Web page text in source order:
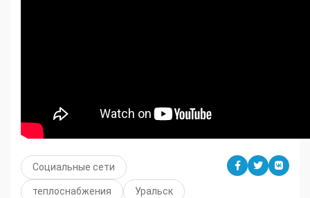
Социальные сети
теплоснабжения Уральск